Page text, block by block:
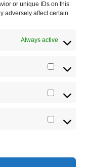
or unique IDs on this
adversely affect certain
Always active
vesti iz sveta